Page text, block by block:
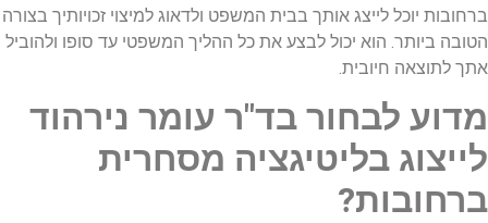
ברחובות יוכל לייצג אותך בבית המשפט ולדאוג למיצוי זכויותיך בצורה
הטובה ביותר. הוא יכול לבצע את כל ההליך המשפטי עד סופו ולהוביל
אתך לתוצאה חיובית.
מדוע לבחור בד"ר עומר נירהוד
לייצוג בליטיגציה מסחרית
ברחובות?